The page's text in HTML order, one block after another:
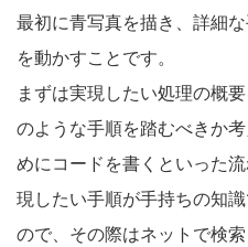
最初に青写真を描き、詳細
を動かすことです。
まずは実現したい処理の概
のような手順を踏むべきか
めにコードを書くといった
現したい手順が手持ちの知
ので、その際はネットで検索